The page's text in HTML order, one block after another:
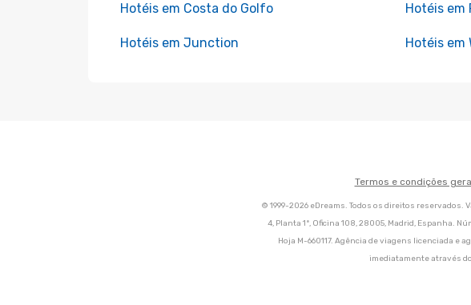
Hotéis em Costa do Golfo Hotéis em
Hotéis em Junction Hotéis em
Termos e condições
© 1999-2026 eDreams. Todos os direitos reservados.
4, Planta 1ª, Oficina 108, 28005, Madrid, Espanha.
Hoja M-660117. Agência de viagens licenciada e
imediatamente através